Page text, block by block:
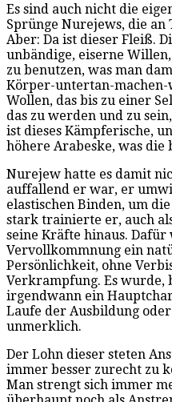
Es sind auch nicht die
Sprünge Nurejews, die
Aber: Da ist dieser Fleiß.
unbändige, eiserne
zu benutzen, was man
Körper-untertan-machen-
Wollen, das bis zu einer
das zu werden und zu
ist dieses Kämpferische,
höhere Arabeske, was die
Nurejew hatte es damit
auffallend er war, er
elastischen Binden, um
stark trainierte er, auch
seine Kräfte hinaus. Dafür
Vervollkommnung ein
Persönlichkeit, ohne
Verkrampfung. Es wurde,
irgendwann ein
Laufe der Ausbildung
unmerklich.
Der Lohn dieser steten
immer besser zurecht zu
Man strengt sich immer